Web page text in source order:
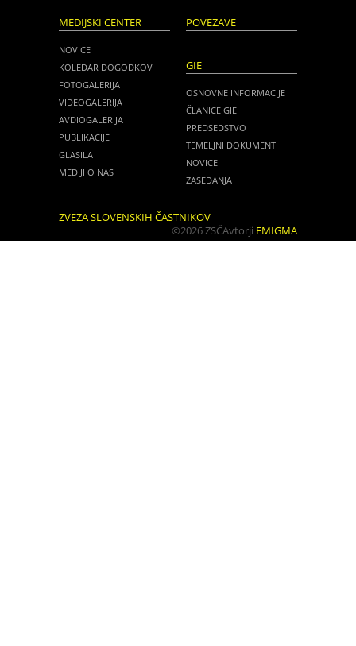
MEDIJSKI CENTER
NOVICE
KOLEDAR DOGODKOV
FOTOGALERIJA
VIDEOGALERIJA
AVDIOGALERIJA
PUBLIKACIJE
GLASILA
MEDIJI O NAS
POVEZAVE
GIE
OSNOVNE INFORMACIJE
ČLANICE GIE
PREDSEDSTVO
TEMELJNI DOKUMENTI
NOVICE
ZASEDANJA
ZVEZA SLOVENSKIH ČASTNIKOV
©2026 ZSČAvtorji EMIGMA